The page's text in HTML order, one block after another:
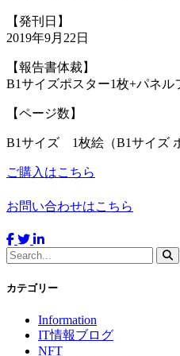
【発刊日】
2019年9月22日
【報告書体裁】
B1サイズポスター1枚+パネル
【ページ数】
B1サイズ 1枚絵（B1サイズ
ご購入はこちら
お問い合わせはこちら
カテゴリー
Information
IT情報ブログ
NFT